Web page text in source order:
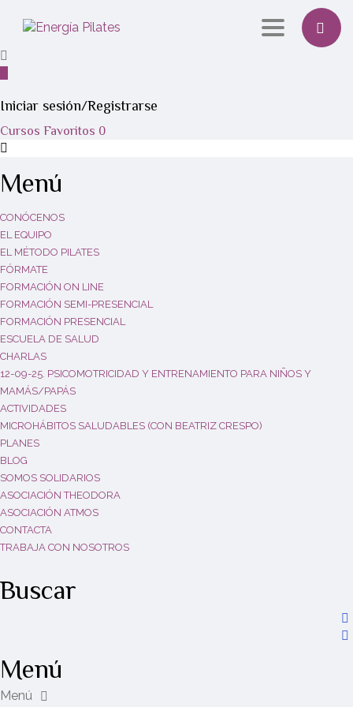
Toggle
Iniciar sesión/Registrarse
Cursos Favoritos 0
Menú
CONÓCENOS
EL EQUIPO
EL MÉTODO PILATES
FÓRMATE
FORMACIÓN ON LINE
FORMACIÓN SEMI-PRESENCIAL
FORMACIÓN PRESENCIAL
ESCUELA DE SALUD
CHARLAS
12-09-25. PSICOMOTRICIDAD Y ENTRENAMIENTO PARA NIÑOS Y
MAMÁS/PAPÁS
ACTIVIDADES
MICROHÁBITOS SALUDABLES (CON BEATRIZ CRESPO)
PLANES
BLOG
SOMOS SOLIDARIOS
ASOCIACIÓN THEODORA
ASOCIACIÓN ATMOS
CONTACTA
TRABAJA CON NOSOTROS
Buscar
Menú